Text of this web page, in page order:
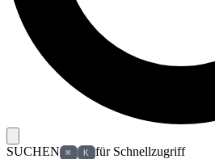
SUCHEN ⌘ K für Schnellzugriff